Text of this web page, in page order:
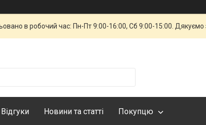
в робочий час: Пн-Пт 9:00-16:00, Сб 9:00-15:00. Дякуємо
Відгуки Новини та статті Покупцю